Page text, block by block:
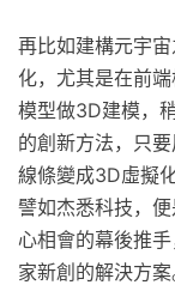
再比如建構元宇
化，尤其是在前
模型做3D建模，
的創新方法，只
線條變成3D虛擬
譬如杰悉科技，
心相會的幕後推
家新創的解決方